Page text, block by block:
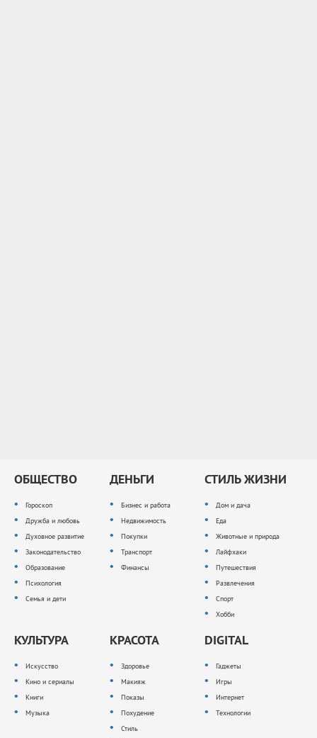
ОБЩЕСТВО
Гороскоп
Дружба и любовь
Духовное развитие
Законодательство
Образование
Психология
Семья и дети
ДЕНЬГИ
Бизнес и работа
Недвижимость
Покупки
Транспорт
Финансы
СТИЛЬ ЖИЗНИ
Дом и дача
Еда
Животные и природа
Лайфхаки
Путешествия
Развлечения
Спорт
Хобби
КУЛЬТУРА
Искусство
Кино и сериалы
Книги
Музыка
КРАСОТА
Здоровье
Макияж
Показы
Похудение
Стиль
DIGITAL
Гаджеты
Игры
Интернет
Технологии